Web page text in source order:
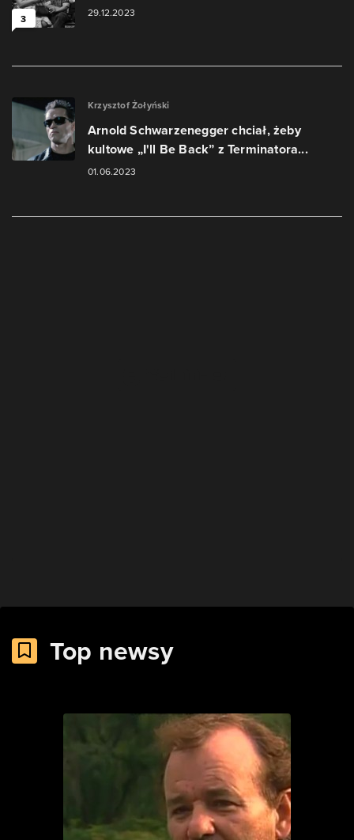
3 29.12.2023
Krzysztof Żołyński
Arnold Schwarzenegger chciał, żeby
kultowe „I'll Be Back” z Terminatora...
01.06.2023
Top newsy